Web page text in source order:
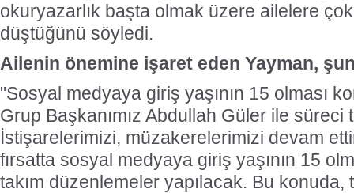
okuryazarlık başta olmak üzere ailelere
düştüğünü söyledi.
Ailenin önemine işaret eden Yayman,
"Sosyal medyaya giriş yaşının 15 olması
Grup Başkanımız Abdullah Güler ile süreci
İstişarelerimizi, müzakerelerimizi devam
fırsatta sosyal medyaya giriş yaşının 15
takım düzenlemeler yapılacak. Bu konuda,